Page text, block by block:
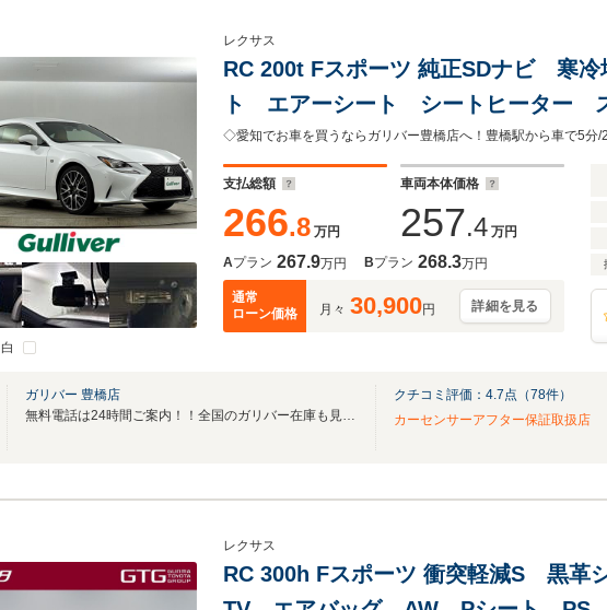
白
レクサス
RC 200t Fスポーツ 純正SDナビ 寒
ト エアーシート シートヒーター
ーズコントロール レーンキープア
ハイビームLED
支払総額
266.8 万円
車両本体価格
257.4 万円
Aプラン 267.9万円 Bプラン 268.3万円
通常
ローン価格
月々 30,900円 詳細を見る
ガリバー 豊橋店
無料電話は24時間ご案内！！全国のガリバー在庫も見たい方は一括照会が可能です！
クチコミ評価： 4.7点（78件）
カーセンサーアフター保証取扱店
レクサス
RC 300h Fスポーツ 衝突軽減S 黒